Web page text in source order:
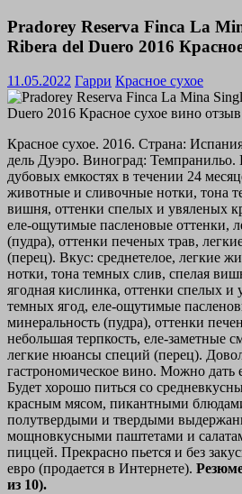
Pradorey Reserva Finca La
Ribera del Duero 2016
11.05.2022 Гарри Красное сухое
Красное сухое. 2016. Страна:
дель Дуэро. Виноград:
дубовых емкостях в течении 24
животные и сливочные нотки, тона
вишня, оттенки спелых и увяленых
еле-ощутимые пасленовые оттенки,
(пудра), оттенки печеных трав,
(перец). Вкус: среднетелое, легкие
нотки, тона темных слив, спелая
ягодная кислинка, оттенки спелых и
темных ягод, еле-ощутимые
минеральность (пудра), оттенки
небольшая терпкость, еле-заметные
легкие нюансы специй (перец).
гастрономическое вино. Можно дать
Будет хорошо питься со
красным мясом, пикантными
полутвердыми и твердыми
мощновкусными паштетами и
пиццей. Прекрасно пьется и без
евро (продается в Интернете).
из 10).